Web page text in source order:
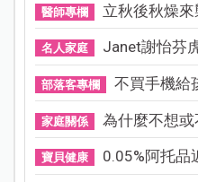
醫師專欄 立秋後秋燥
名人家庭 Janet謝怡芬
部落客專欄 不買手機給
家庭關係 為什麼不想或
寶貝健康 0.05%阿托品